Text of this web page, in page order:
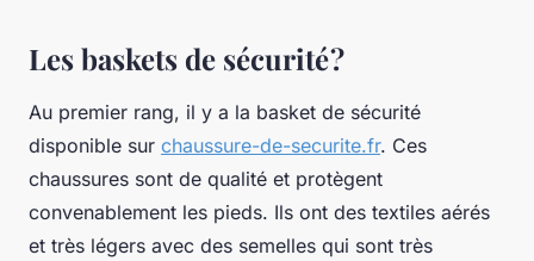
Les baskets de sécurité ?
Au premier rang, il y a la basket de sécurité
disponible sur chaussure-de-securite.fr. Ces
chaussures sont de qualité et protègent
convenablement les pieds. Ils ont des textiles aérés
et très légers avec des semelles qui sont très